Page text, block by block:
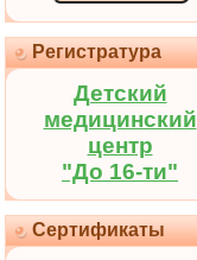
Регистратура
Детский
медицинский
центр
"До 16-ти"
Сертификаты